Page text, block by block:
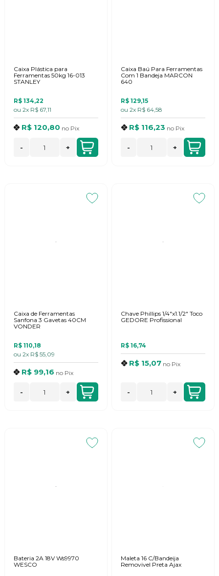
Caixa Plástica para
Ferramentas 50kg 16-013
STANLEY
R$ 134,22
ou 2x R$ 67,11
R$ 120,80 no Pix
- +
Caixa Baú Para Ferramentas
Com 1 Bandeja MARCON
640
R$ 129,15
ou 2x R$ 64,58
R$ 116,23 no Pix
- +
Caixa de Ferramentas
Sanfona 3 Gavetas 40CM
VONDER
R$ 110,18
ou 2x R$ 55,09
R$ 99,16 no Pix
- +
Chave Phillips 1/4"x1.1/2" Toco
GEDORE Profissional
R$ 16,74
R$ 15,07 no Pix
- +
Bateria 2A 18V Ws9970
WESCO
Maleta 16 C/Bandeija
Removivel Preta Ajax